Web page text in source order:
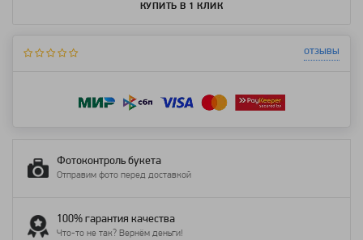
КУПИТЬ В 1 КЛИК
отзывы
Фотоконтроль букета
Отправим фото перед доставкой
100% гарантия качества
Что-то не так? Вернём деньги!